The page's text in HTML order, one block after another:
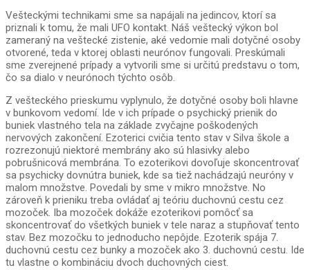
Vešteckými technikami sme sa napájali na jedincov, ktorí sa
priznali k tomu, že mali UFO kontakt. Náš veštecký výkon bol
zameraný na veštecké zistenie, aké vedomie mali dotyčné osoby
otvorené, teda v ktorej oblasti neurónov fungovali. Preskúmali
sme zverejnené prípady a vytvorili sme si určitú predstavu o tom,
čo sa dialo v neurónoch týchto osôb.
Z vešteckého prieskumu vyplynulo, že dotyčné osoby boli hlavne
v bunkovom vedomí. Ide v ich prípade o psychický prienik do
buniek vlastného tela na základe zvyčajne poškodených
nervových zakončení. Ezoterici cvičia tento stav v Silva škole a
rozrezonujú niektoré membrány ako sú hlasivky alebo
pobrušnicová membrána. To ezoterikovi dovoľuje skoncentrovať
sa psychicky dovnútra buniek, kde sa tiež nachádzajú neuróny v
malom množstve. Povedali by sme v mikro množstve. No
zároveň k prieniku treba ovládať aj teóriu duchovnú cestu cez
mozoček. Iba mozoček dokáže ezoterikovi pomôcť sa
skoncentrovať do všetkých buniek v tele naraz a stupňovať tento
stav. Bez mozočku to jednoducho nepôjde. Ezoterik spája 7.
duchovnú cestu cez bunky a mozoček ako 3. duchovnú cestu. Ide
tu vlastne o kombináciu dvoch duchovných ciest.